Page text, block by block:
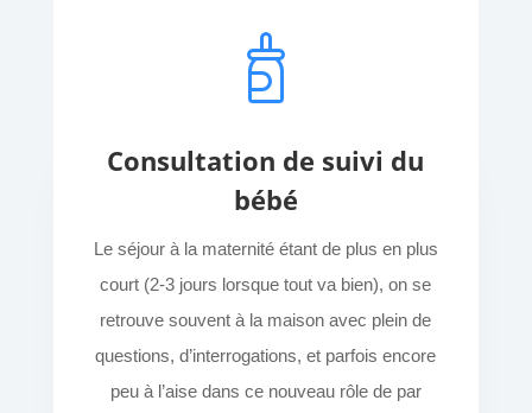
Consultation de suivi du
bébé
Le séjour à la maternité étant de plus en plus
court (2-3 jours lorsque tout va bien), on se
retrouve souvent à la maison avec plein de
questions, d’interrogations, et parfois encore
peu à l’aise dans ce nouveau rôle de par